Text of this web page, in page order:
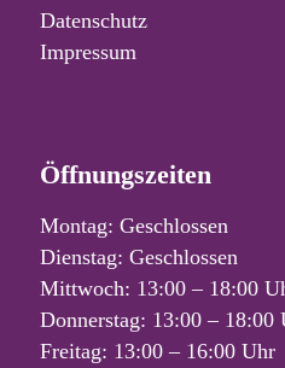
Datenschutz
Impressum
Öffnungszeiten
Montag: Geschlossen
Dienstag: Geschlossen
Mittwoch: 13:00 – 18:00
Donnerstag: 13:00 – 18:00
Freitag: 13:00 – 16:00 Uhr